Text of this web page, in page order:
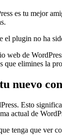
es tu mejor
plugin no ha
web de
elimines la
nuevo
Esto
actual de
tenga que ver